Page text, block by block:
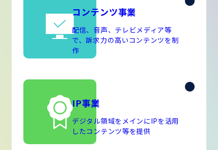
コンテンツ事業
配信、音声、テレビメディア等
で、訴求力の高いコンテンツを制
作
IP事業
デジタル領域をメインにIPを活用
したコンテンツ等を提供